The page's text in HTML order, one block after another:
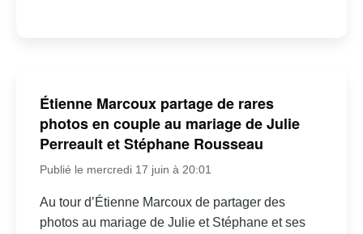
Étienne Marcoux partage de rares
photos en couple au mariage de Julie
Perreault et Stéphane Rousseau
Publié le mercredi 17 juin à 20:01
Au tour d’Étienne Marcoux de partager des
photos au mariage de Julie et Stéphane et ses